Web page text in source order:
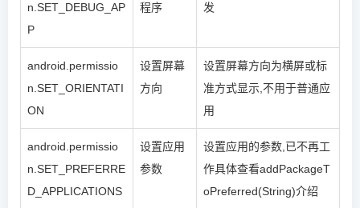
n.SET_DEBUG_AP
P
程序
发
android.permissio
n.SET_ORIENTATI
ON
设置屏幕
方向
设置屏幕方向为横屏或标
准方式显示,不用于普通应
用
android.permissio
n.SET_PREFERRE
D_APPLICATIONS
设置应用
参数
设置应用的参数,已不再工
作具体查看addPackageT
oPreferred(String)介绍